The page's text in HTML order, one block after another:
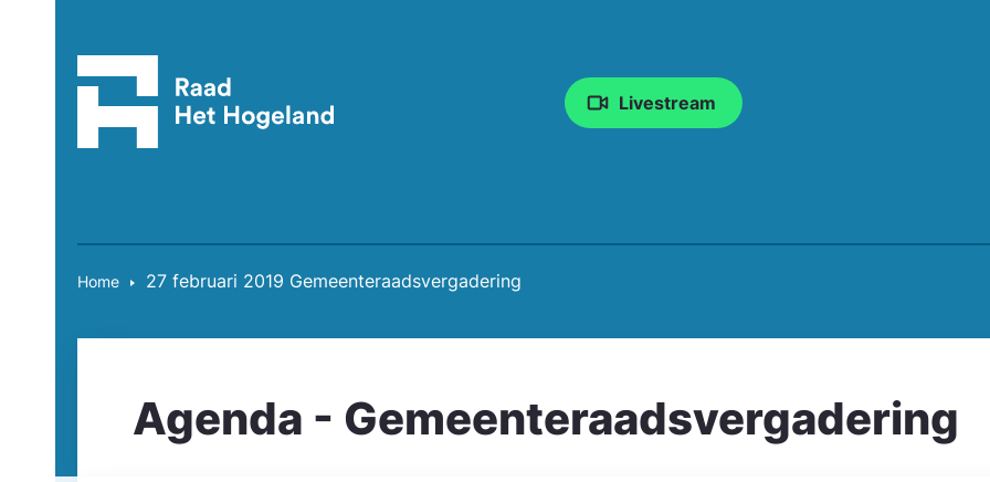
Livestream
Home 27 februari 2019 Gemeente­raadsvergadering
Agenda - Gemeenteraadsvergadering